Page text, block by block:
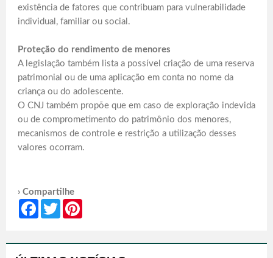
existência de fatores que contribuam para vulnerabilidade
individual, familiar ou social.
Proteção do rendimento de menores
A legislação também lista a possível criação de uma reserva
patrimonial ou de uma aplicação em conta no nome da
criança ou do adolescente.
O CNJ também propõe que em caso de exploração indevida
ou de comprometimento do patrimônio dos menores,
mecanismos de controle e restrição a utilização desses
valores ocorram.
› Compartilhe
Facebook
Twitter